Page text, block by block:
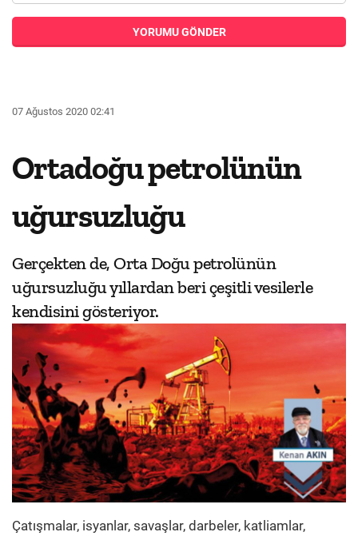
YORUMU GÖNDER
07 Ağustos 2020 02:41
Ortadoğu petrolünün
uğursuzluğu
Gerçekten de, Orta Doğu petrolünün
uğursuzluğu yıllardan beri çeşitli vesilerle
kendisini gösteriyor.
Çatışmalar, isyanlar, savaşlar, darbeler, katliamlar,